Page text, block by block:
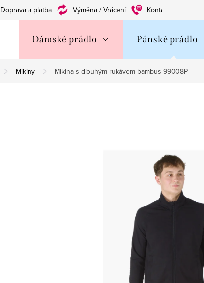
Doprava a platba Výměna / Vrácení Kontakty
Dámské prádlo Pánské prádlo
Mikiny Mikina s dlouhým rukávem bambus 99008P